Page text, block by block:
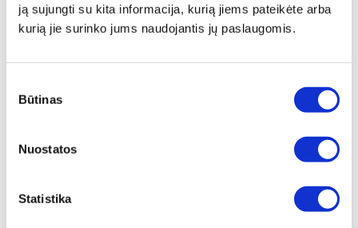
ją sujungti su kita informacija, kurią jiems pateikėte arba
kurią jie surinko jums naudojantis jų paslaugomis.
pasirinkimas
Būtinas
Nuostatos
Statistika
- Pluie D'osmanthe“, 100 ml, Moterims
rasos, aksominė Indijos Davanos nata, svaigus jazminų
švelnumas, sumaišytas su rožėmis ir sustiprintas miros
natomis, natūrali gintaro, muskuso ir pačiulių jėga.
išlaisvindamas visą jūsų jausmingumą, kuris išliks su